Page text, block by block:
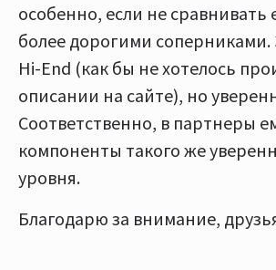
особенно, если не сравнивать
более дорогими соперниками.
Hi-End (как бы не хотелось
описании на сайте), но
Соответственно, в партнеры
компоненты такого же
уровня.
Благодарю за внимание,